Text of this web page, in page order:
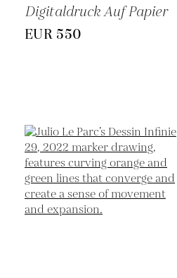
Digitaldruck Auf Papier
EUR 550